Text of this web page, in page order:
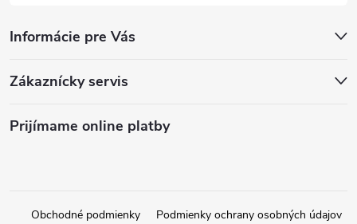
Informácie pre Vás
Zákaznícky servis
Prijímame online platby
Obchodné podmienky
Podmienky ochrany osobných údajov